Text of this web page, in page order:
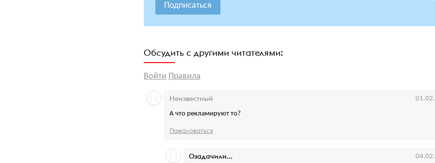
Подписаться
Обсудить с другими читателями:
Войти Правила
А что рекламируют то?
Неизвестный
Пожаловаться
Озадачили...